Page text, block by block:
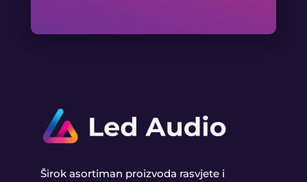
Širok asortiman proizvoda rasvjete i